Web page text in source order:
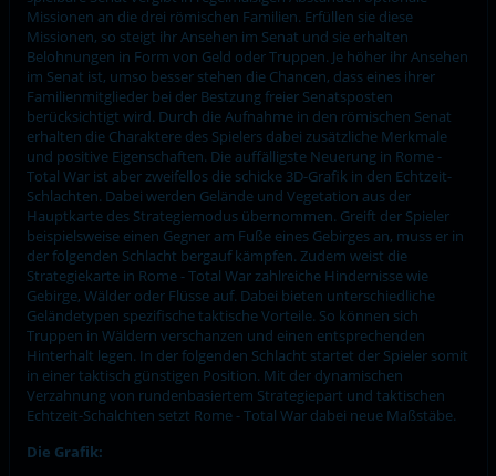
Missionen an die drei römischen Familien. Erfüllen sie diese
Missionen, so steigt ihr Ansehen im Senat und sie erhalten
Belohnungen in Form von Geld oder Truppen. Je höher ihr Ansehen
im Senat ist, umso besser stehen die Chancen, dass eines ihrer
Familienmitglieder bei der Bestzung freier Senatsposten
berücksichtigt wird. Durch die Aufnahme in den römischen Senat
erhalten die Charaktere des Spielers dabei zusätzliche Merkmale
und positive Eigenschaften. Die auffälligste Neuerung in Rome -
Total War ist aber zweifellos die schicke 3D-Grafik in den Echtzeit-
Schlachten. Dabei werden Gelände und Vegetation aus der
Hauptkarte des Strategiemodus übernommen. Greift der Spieler
beispielsweise einen Gegner am Fuße eines Gebirges an, muss er in
der folgenden Schlacht bergauf kämpfen. Zudem weist die
Strategiekarte in Rome - Total War zahlreiche Hindernisse wie
Gebirge, Wälder oder Flüsse auf. Dabei bieten unterschiedliche
Geländetypen spezifische taktische Vorteile. So können sich
Truppen in Wäldern verschanzen und einen entsprechenden
Hinterhalt legen. In der folgenden Schlacht startet der Spieler somit
in einer taktisch günstigen Position. Mit der dynamischen
Verzahnung von rundenbasiertem Strategiepart und taktischen
Echtzeit-Schalchten setzt Rome - Total War dabei neue Maßstäbe.
Die Grafik: